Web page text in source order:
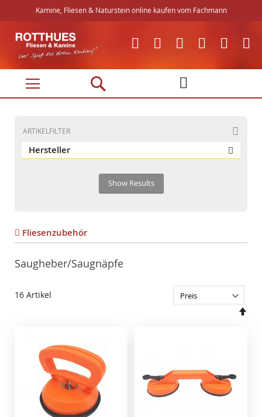
Kamine, Fliesen & Naturstein online kaufen vom Fachmann
Direkt
zum
Inhalt
Saugheber/Saugnäpfe
16 Artikel
ARTIKELFILTER
Hersteller
Show Results
Fliesenzubehör